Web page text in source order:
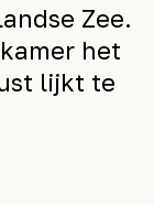
Zee.
het
lijkt te